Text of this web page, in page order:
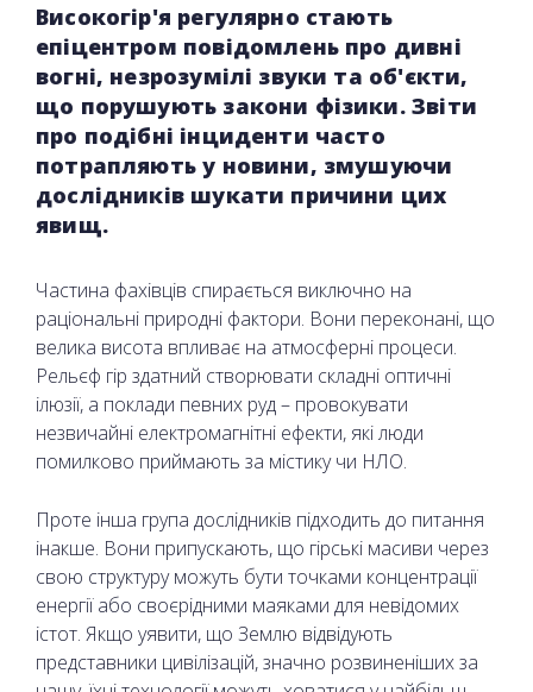
Високогір'я регулярно стають
епіцентром повідомлень про дивні
вогні, незрозумілі звуки та об'єкти,
що порушують закони фізики. Звіти
про подібні інциденти часто
потрапляють у новини, змушуючи
дослідників шукати причини цих
явищ.
Частина фахівців спирається виключно на
раціональні природні фактори. Вони переконані, що
велика висота впливає на атмосферні процеси.
Рельєф гір здатний створювати складні оптичні
ілюзії, а поклади певних руд – провокувати
незвичайні електромагнітні ефекти, які люди
помилково приймають за містику чи НЛО.
Проте інша група дослідників підходить до питання
інакше. Вони припускають, що гірські масиви через
свою структуру можуть бути точками концентрації
енергії або своєрідними маяками для невідомих
істот. Якщо уявити, що Землю відвідують
представники цивілізацій, значно розвиненіших за